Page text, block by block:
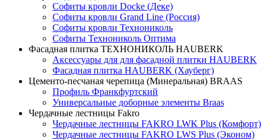
Софиты кровли Docke (Деке)
Софиты кровли Grand Line (Россия)
Софиты кровли Технониколь
Софиты Технониколь Оптима
Фасадная плитка ТЕХНОНИКОЛЬ HAUBERK
Аксессуары для для фасадной плитки HAUBERK
Фасадная плитка HAUBERK (Хауберг)
Цементо-песчаная черепица (Минеральная) BRAAS
Профиль Франкфуртский
Универсальные доборные элементы Braas
Чердачные лестницы Fakro
Чердачные лестницы FAKRO LWK Plus (Комфорт)
Чердачные лестницы FAKRO LWS Plus (Эконом)